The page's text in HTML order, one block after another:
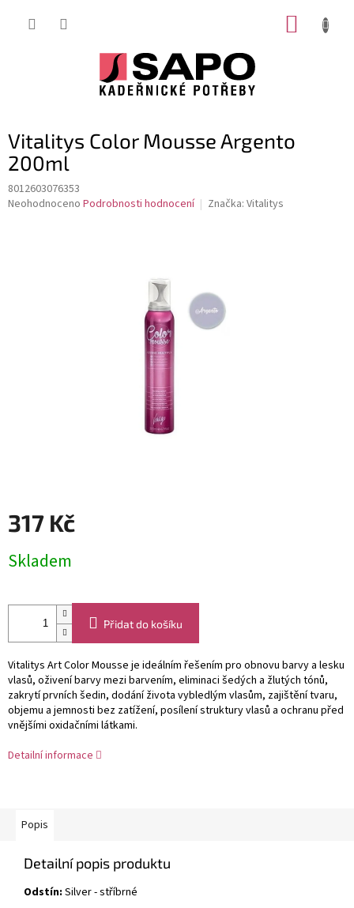
Vitalitys Color Mousse Argento
200ml
8012603076353
Průměrné
Neohodnoceno Podrobnosti hodnocení Značka: Vitalitys
317 Kč
cena:
Skladem
Přidat do košíku
Vitalitys Art Color Mousse je ideálním řešením pro obnovu barvy a lesku
vlasů, oživení barvy mezi barvením, eliminaci šedých a žlutých tónů,
zakrytí prvních šedin, dodání života vybledlým vlasům, zajištění tvaru,
objemu a jemnosti bez zatížení, posílení struktury vlasů a ochranu před
vnějšími oxidačními látkami.
Detailní informace
Popis
Detailní popis produktu
Odstín: Silver - stříbrné